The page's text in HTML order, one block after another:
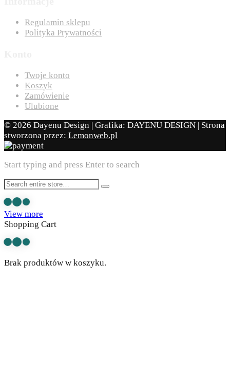
Regulamin sklepu
Polityka Prywatności
Twoje konto
Koszyk
Zamówienie
Ulubione
© 2026 Dayenu Design | Grafika: DAYENU DESIGN | Strona
stworzona przez: Lemonweb.pl
Start typing and press Enter to search
View more
Shopping Cart
Brak produktów w koszyku.